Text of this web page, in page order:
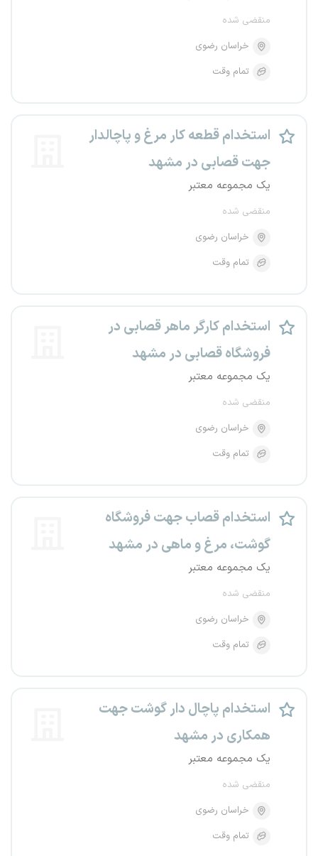
منقضی شده
خراسان رضوی
تمام وقت
استخدام قطعه کار مرغ و پاچالدار
جهت قصابی در مشهد
یک مجموعه معتبر
منقضی شده
خراسان رضوی
تمام وقت
استخدام کارگر ماهر قصابی در
فروشگاه قصابی در مشهد
یک مجموعه معتبر
منقضی شده
خراسان رضوی
تمام وقت
استخدام قصاب جهت فروشگاه
گوشت، مرغ و ماهی در مشهد
یک مجموعه معتبر
منقضی شده
خراسان رضوی
تمام وقت
استخدام پاچال دار گوشت جهت
همکاری در مشهد
یک مجموعه معتبر
منقضی شده
خراسان رضوی
تمام وقت